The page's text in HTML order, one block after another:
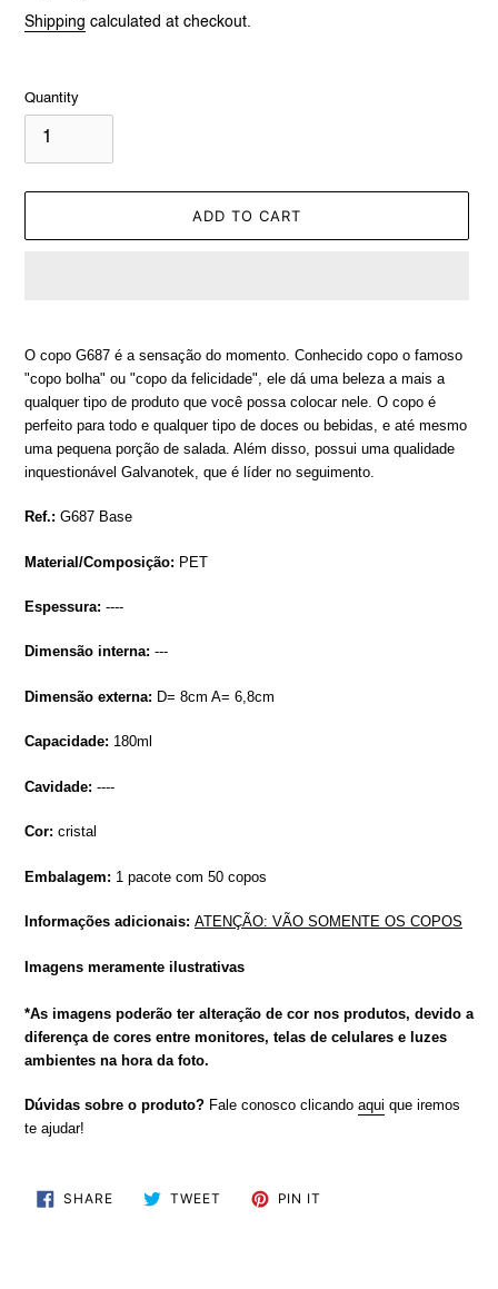
price
Shipping calculated at checkout.
Quantity
ADD TO CART
your
cart
O copo G687 é a sensação do momento. Conhecido copo o famoso
"copo bolha" ou "copo da felicidade", ele dá uma beleza a mais a
qualquer tipo de produto que você possa colocar nele. O copo é
perfeito para todo e qualquer tipo de doces ou bebidas, e até mesmo
uma pequena porção de salada. Além disso, possui uma qualidade
inquestionável Galvanotek, que é líder no seguimento.
Ref.: G687 Base
Material/Composição: PET
Espessura: ----
Dimensão interna: ---
Dimensão externa: D= 8cm A= 6,8cm
Capacidade: 180ml
Cavidade: ----
Cor: cristal
Embalagem: 1 pacote com 50 copos
Informações adicionais: ATENÇÃO: VÃO SOMENTE OS COPOS
Imagens meramente ilustrativas
*As imagens poderão ter alteração de cor nos produtos, devido a
diferença de cores entre monitores, telas de celulares e luzes
ambientes na hora da foto.
Dúvidas sobre o produto? Fale conosco clicando aqui que iremos
te ajudar!
SHARESHARE
ON
TWEET TWEET PIN IT